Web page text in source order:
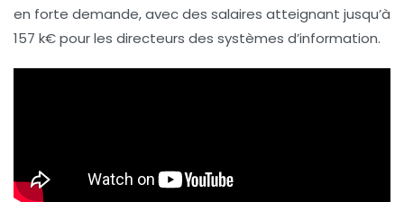
en forte demande, avec des salaires atteignant jusqu’à
157 k€ pour les directeurs des systèmes d’information.